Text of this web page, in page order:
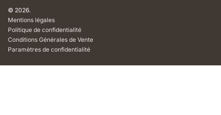
© 2026.
Mentions légales
Politique de confidentialité
Conditions Générales de Vente
Paramètres de confidentialité